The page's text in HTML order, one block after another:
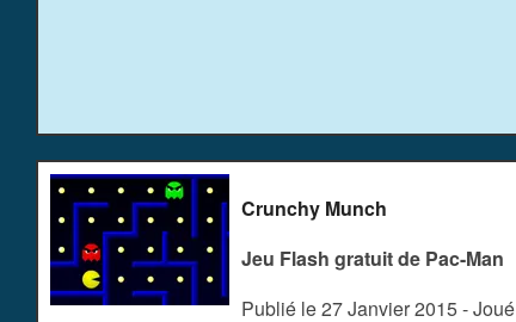
Crunchy Munch
Jeu Flash gratuit de Pac-Man
Publié le 27 Janvier 2015 - Joué